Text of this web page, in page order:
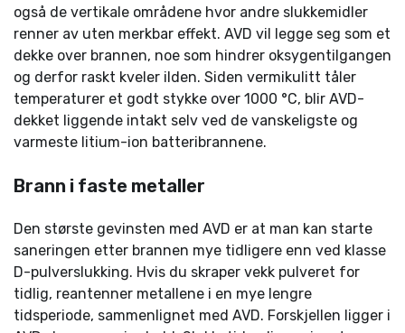
også de vertikale områdene hvor andre slukkemidler
renner av uten merkbar effekt. AVD vil legge seg som et
dekke over brannen, noe som hindrer oksygentilgangen
og derfor raskt kveler ilden. Siden vermikulitt tåler
temperaturer et godt stykke over 1000 °C, blir AVD-
dekket liggende intakt selv ved de vanskeligste og
varmeste litium-ion batteribrannene.
Brann i faste metaller
Den største gevinsten med AVD er at man kan starte
saneringen etter brannen mye tidligere enn ved klasse
D-pulverslukking. Hvis du skraper vekk pulveret for
tidlig, reantenner metallene i en mye lengre
tidsperiode, sammenlignet med AVD. Forskjellen ligger i